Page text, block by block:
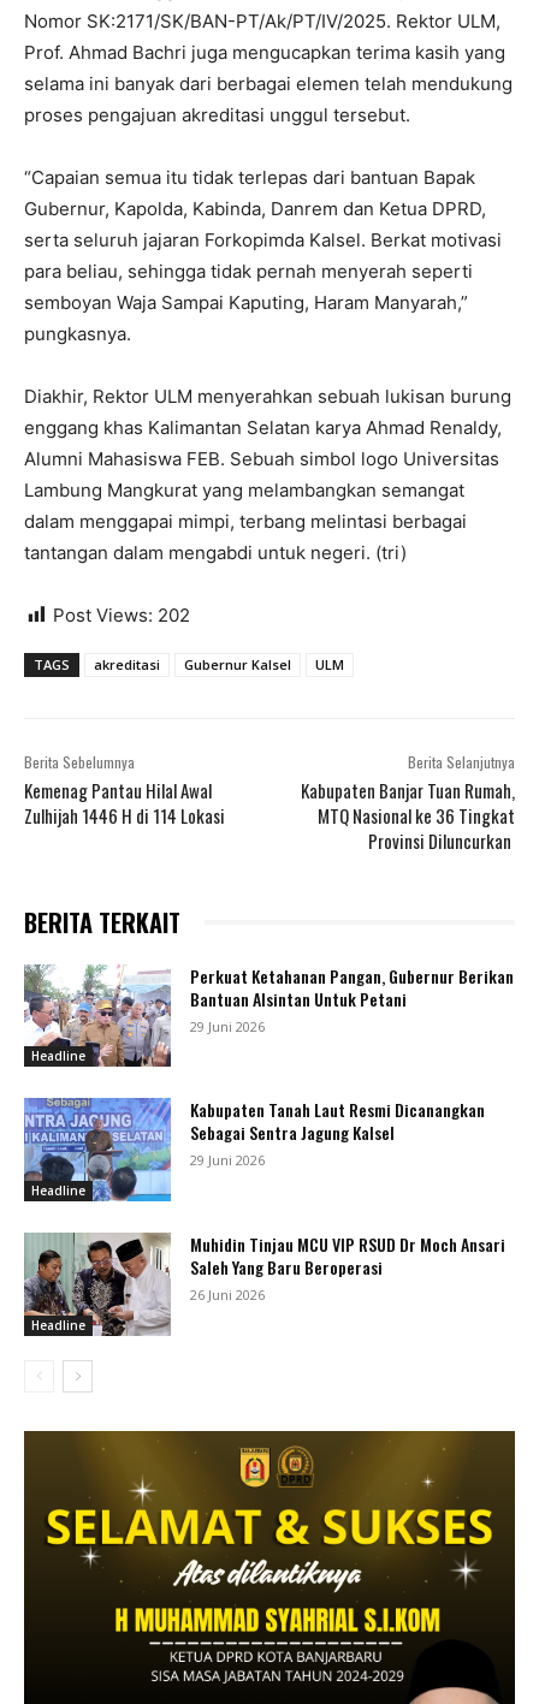
Nomor SK:2171/SK/BAN-PT/Ak/PT/IV/2025. Rektor ULM,
Prof. Ahmad Bachri juga mengucapkan terima kasih yang
selama ini banyak dari berbagai elemen telah mendukung
proses pengajuan akreditasi unggul tersebut.
“Capaian semua itu tidak terlepas dari bantuan Bapak
Gubernur, Kapolda, Kabinda, Danrem dan Ketua DPRD,
serta seluruh jajaran Forkopimda Kalsel. Berkat motivasi
para beliau, sehingga tidak pernah menyerah seperti
semboyan Waja Sampai Kaputing, Haram Manyarah,”
pungkasnya.
Diakhir, Rektor ULM menyerahkan sebuah lukisan burung
enggang khas Kalimantan Selatan karya Ahmad Renaldy,
Alumni Mahasiswa FEB. Sebuah simbol logo Universitas
Lambung Mangkurat yang melambangkan semangat
dalam menggapai mimpi, terbang melintasi berbagai
tantangan dalam mengabdi untuk negeri. (tri)
Post Views: 202
TAGS akreditasi Gubernur Kalsel ULM
Berita Sebelumnya
Kemenag Pantau Hilal Awal
Zulhijah 1446 H di 114 Lokasi
Berita Selanjutnya
Kabupaten Banjar Tuan Rumah,
MTQ Nasional ke 36 Tingkat
Provinsi Diluncurkan
BERITA TERKAIT
Headline
Perkuat Ketahanan Pangan, Gubernur Berikan
Bantuan Alsintan Untuk Petani
29 Juni 2026
Headline
Kabupaten Tanah Laut Resmi Dicanangkan
Sebagai Sentra Jagung Kalsel
29 Juni 2026
Headline
Muhidin Tinjau MCU VIP RSUD Dr Moch Ansari
Saleh Yang Baru Beroperasi
26 Juni 2026